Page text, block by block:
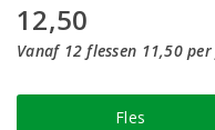
12,50
Vanaf 12 flessen 11,50
Fles